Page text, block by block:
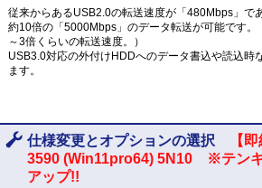
従来からあるUSB2.0の転送速度が「480Mbps」で
約10倍の「5000Mbps」のデータ転送が可能です。
～3倍くらいの転送速度。）
USB3.0対応の外付けHDDへのデータ書込や読込時
ます。
仕様変更とオプションの選択
【
3590 (Win11pro64) 5N10 ※テン
アップ!!